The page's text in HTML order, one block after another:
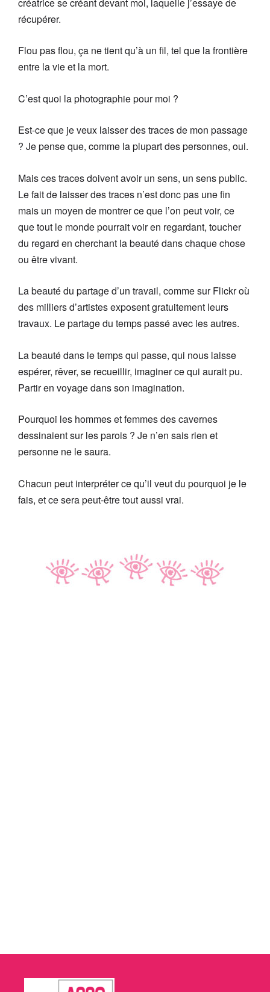
récupérer.
Flou pas flou, ça ne tient qu’à un fil, tel que la frontière
entre la vie et la mort.
C’est quoi la photographie pour moi ?
Est-ce que je veux laisser des traces de mon passage
? Je pense que, comme la plupart des personnes, oui.
Mais ces traces doivent avoir un sens, un sens public.
Le fait de laisser des traces n’est donc pas une fin
mais un moyen de montrer ce que l’on peut voir, ce
que tout le monde pourrait voir en regardant, toucher
du regard en cherchant la beauté dans chaque chose
ou être vivant.
La beauté du partage d’un travail, comme sur Flickr où
des milliers d’artistes exposent gratuitement leurs
travaux. Le partage du temps passé avec les autres.
La beauté dans le temps qui passe, qui nous laisse
espérer, rêver, se recueillir, imaginer ce qui aurait pu.
Partir en voyage dans son imagination.
Pourquoi les hommes et femmes des cavernes
dessinaient sur les parois ? Je n’en sais rien et
personne ne le saura.
Chacun peut interpréter ce qu’il veut du pourquoi je le
fais, et ce sera peut-être tout aussi vrai.